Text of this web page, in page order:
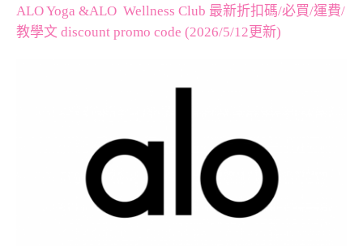
ALO Yoga &ALO Wellness Club 最新折扣碼/必買/運費/
教學文 discount promo code (2026/5/12更新)